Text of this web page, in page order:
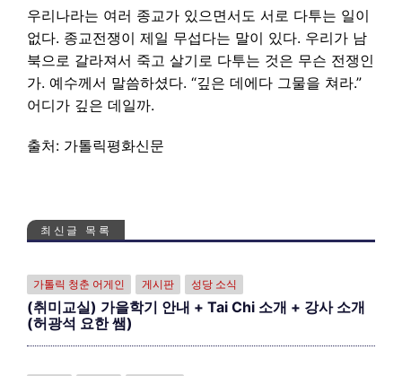
우리나라는 여러 종교가 있으면서도 서로 다투는 일이
없다. 종교전쟁이 제일 무섭다는 말이 있다. 우리가 남
북으로 갈라져서 죽고 살기로 다투는 것은 무슨 전쟁인
가. 예수께서 말씀하셨다. “깊은 데에다 그물을 쳐라.”
어디가 깊은 데일까.
출처: 가톨릭평화신문
최신글 목록
가톨릭 청춘 어게인 게시판 성당 소식
(취미교실) 가을학기 안내 + Tai Chi 소개 + 강사 소개
(허광석 요한 쌤)